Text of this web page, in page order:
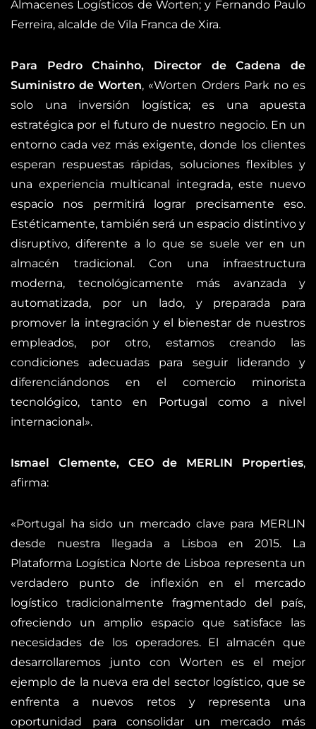
Almacenes Logísticos de Worten; y Fernando Paulo
Ferreira, alcalde de Vila Franca de Xira.
Para Pedro Chainho, Director de Cadena de
Suministro de Worten, «Worten Orders Park no es
solo una inversión logística; es una apuesta
estratégica por el futuro de nuestro negocio. En un
entorno cada vez más exigente, donde los clientes
esperan respuestas rápidas, soluciones flexibles y
una experiencia multicanal integrada, este nuevo
espacio nos permitirá lograr precisamente eso.
Estéticamente, también será un espacio distintivo y
disruptivo, diferente a lo que se suele ver en un
almacén tradicional. Con una infraestructura
moderna, tecnológicamente más avanzada y
automatizada, por un lado, y preparada para
promover la integración y el bienestar de nuestros
empleados, por otro, estamos creando las
condiciones adecuadas para seguir liderando y
diferenciándonos en el comercio minorista
tecnológico, tanto en Portugal como a nivel
internacional».
Ismael Clemente, CEO de MERLIN Properties,
afirma:
«Portugal ha sido un mercado clave para MERLIN
desde nuestra llegada a Lisboa en 2015. La
Plataforma Logística Norte de Lisboa representa un
verdadero punto de inflexión en el mercado
logístico tradicionalmente fragmentado del país,
ofreciendo un amplio espacio que satisface las
necesidades de los operadores. El almacén que
desarrollaremos junto con Worten es el mejor
ejemplo de la nueva era del sector logístico, que se
enfrenta a nuevos retos y representa una
oportunidad para consolidar un mercado más